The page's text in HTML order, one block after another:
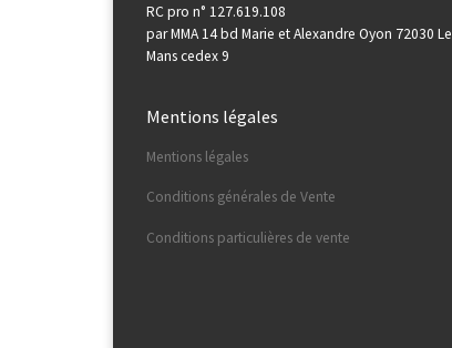
RC pro n° 127.619.108
par MMA 14 bd Marie et Alexandre Oyon 72030 Le
Mans cedex 9
Mentions légales
Mentions légales
Conditions générales de Vente
Conditions particulières de vente